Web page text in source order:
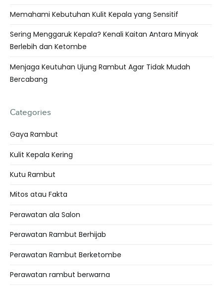
Memahami Kebutuhan Kulit Kepala yang Sensitif
Sering Menggaruk Kepala? Kenali Kaitan Antara Minyak
Berlebih dan Ketombe
Menjaga Keutuhan Ujung Rambut Agar Tidak Mudah
Bercabang
Categories
Gaya Rambut
Kulit Kepala Kering
Kutu Rambut
Mitos atau Fakta
Perawatan ala Salon
Perawatan Rambut Berhijab
Perawatan Rambut Berketombe
Perawatan rambut berwarna